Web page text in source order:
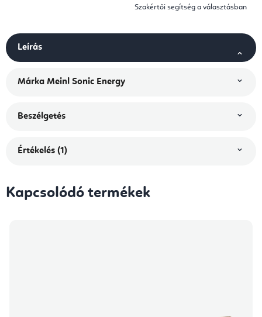
Szakértői segítség a választásban
Leírás
Márka Meinl Sonic Energy
Beszélgetés
Értékelés (1)
Kapcsolódó termékek